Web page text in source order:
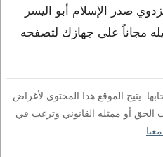
صدر الإسلام أبو اليسر
مجاناً على جهازك لتصفحه
يتيح الموقع هذا المحتوى لأغراض
الحق أو ممثله القانوني وترغب في